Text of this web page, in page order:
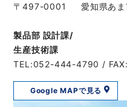
〒497-0001 愛知県あま
製品部 設計課/
生産技術課
TEL:052-444-4790 /
Google MAPで見る